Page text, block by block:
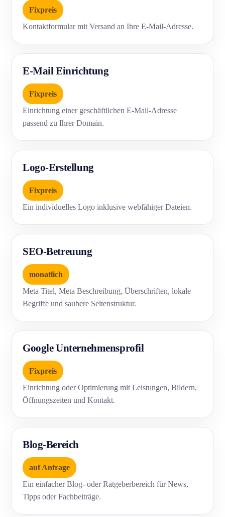
Fixpreis
Kontaktformular mit Versand an Ihre E-Mail-Adresse.
E-Mail Einrichtung
Fixpreis
Einrichtung einer geschäftlichen E-Mail-Adresse
passend zu Ihrer Domain.
Logo-Erstellung
Fixpreis
Ein individuelles Logo inklusive webfähiger Dateien.
SEO-Betreuung
monatlich
Meta Titel, Meta Beschreibung, Überschriften, lokale
Begriffe und saubere Seitenstruktur.
Google Unternehmensprofil
Fixpreis
Einrichtung oder Optimierung mit Leistungen, Bildern,
Öffnungszeiten und Kontakt.
Blog-Bereich
auf Anfrage
Ein einfacher Blog- oder Ratgeberbereich für News,
Tipps oder Fachbeiträge.